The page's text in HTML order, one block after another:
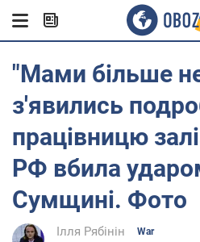
"Мами більше
з'явились
працівницю
РФ вбила
Сумщині. Фото
Ілля Рябінін War